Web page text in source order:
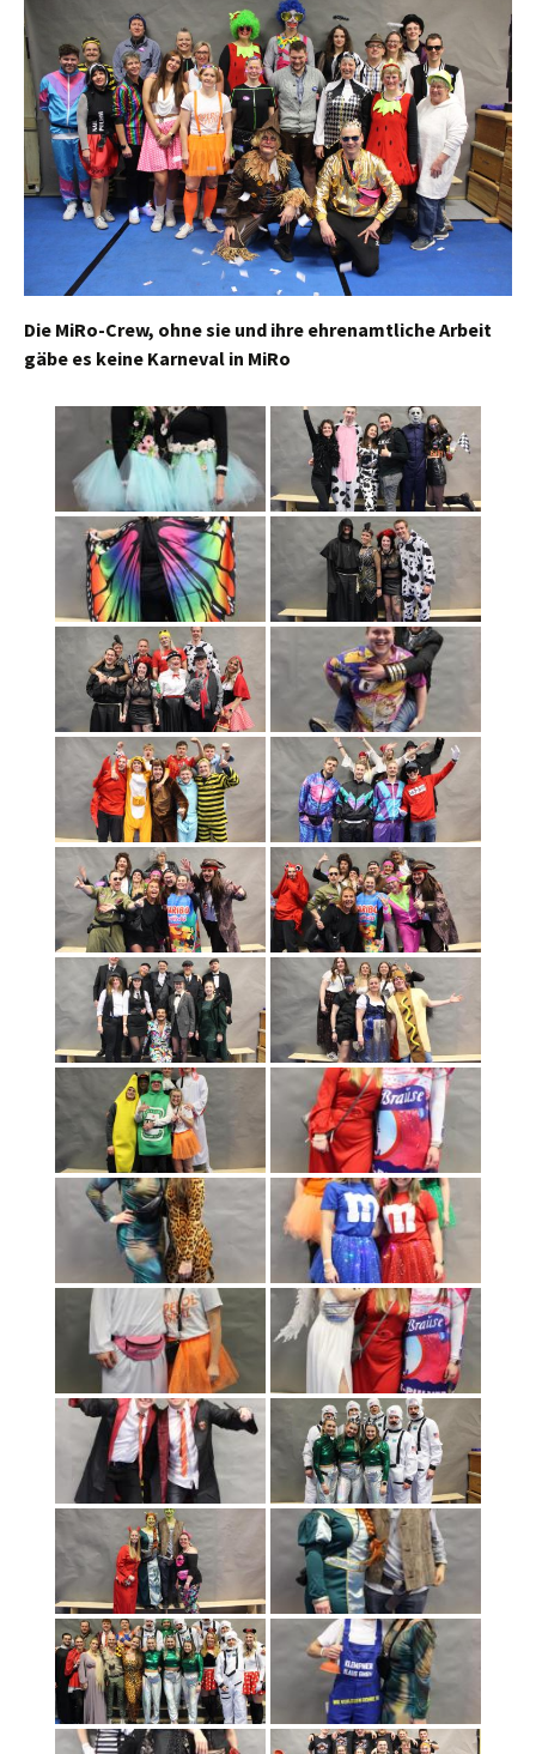
Die MiRo-Crew, ohne sie und ihre ehrenamtliche Arbeit
gäbe es keine Karneval in MiRo